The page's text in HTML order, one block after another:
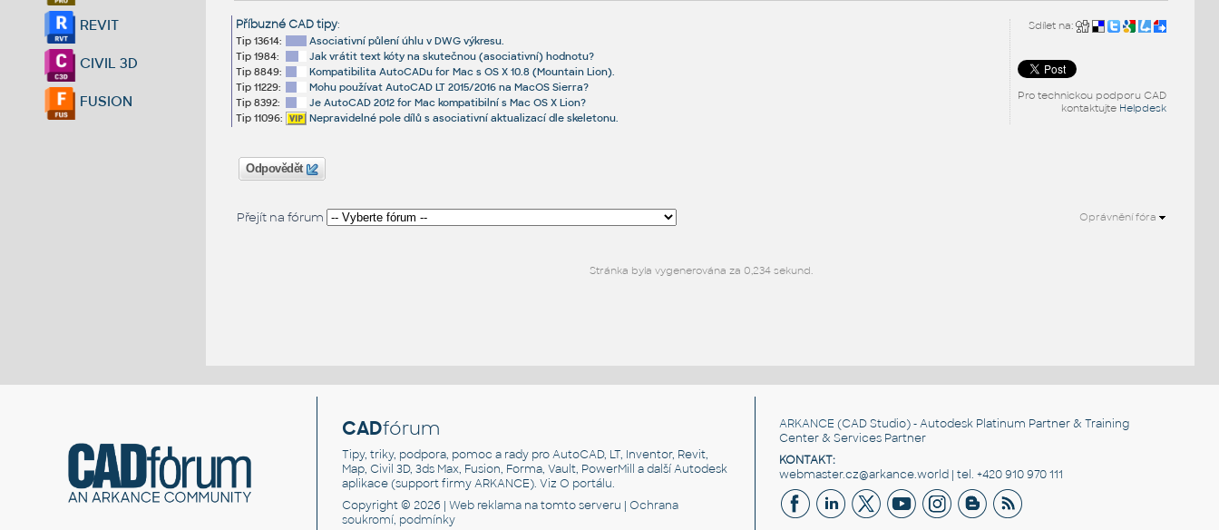
REVIT
CIVIL 3D
FUSION
Sdílet na:
Pro technickou podporu CAD
kontaktujte Helpdesk
Příbuzné CAD tipy:
Tip 13614:
Asociativní půlení úhlu v DWG výkresu.
Tip 1984:
Jak vrátit text kóty na skutečnou (asociativní) hodnotu?
Tip 8849:
Kompatibilita AutoCADu for Mac s OS X 10.8 (Mountain Lion).
Tip 11229:
Mohu používat AutoCAD LT 2015/2016 na MacOS Sierra?
Tip 8392:
Je AutoCAD 2012 for Mac kompatibilní s Mac OS X Lion?
Tip 11096:
Nepravidelné pole dílů s asociativní aktualizací dle skeletonu.
Odpovědět
Přejít na fórum Oprávnění fóra
Stránka byla vygenerována za 0,234 sekund.
CADfórum
Tipy, triky, podpora, pomoc a rady pro AutoCAD, LT, Inventor, Revit,
Map, Civil 3D, 3ds Max, Fusion, Forma, Vault, PowerMill a další Autodesk
aplikace (support firmy ARKANCE). VizO portálu.
Copyright © 2026 |Web reklama na tomto serveru |Ochrana
soukromí, podmínky
ARKANCE (CAD Studio) - Autodesk Platinum Partner & Training
Center & Services Partner
KONTAKT:
webmaster.cz@arkance.world | tel. +420 910 970 111